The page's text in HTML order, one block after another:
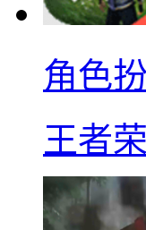
角色
王者